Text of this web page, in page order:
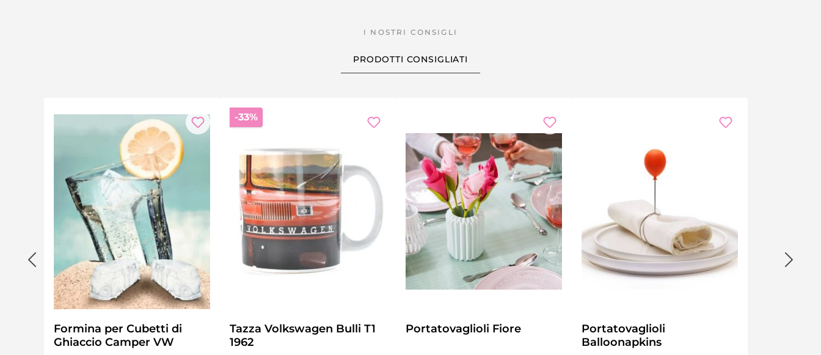
PRODOTTI CONSIGLIATI
Formina per Cubetti di
Ghiaccio Camper VW
-33%Sconto
Tazza Volkswagen Bulli T1
1962
Portatovaglioli Fiore
Portatovaglioli
Balloonapkins